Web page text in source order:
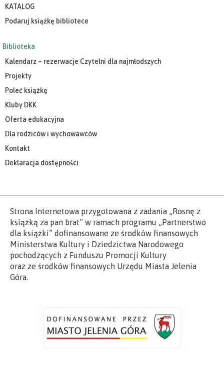
KATALOG
Podaruj książkę bibliotece
Biblioteka
Kalendarz – rezerwacje Czytelni dla najmłodszych
Projekty
Poleć książkę
Kluby DKK
Oferta edukacyjna
Dla rodziców i wychowawców
Kontakt
Deklaracja dostępności
Strona Internetowa przygotowana z zadania „Rosnę z
książką za pan brat” w ramach programu „Partnerstwo
dla książki” dofinansowane ze środków finansowych
Ministerstwa Kultury i Dziedzictwa Narodowego
pochodzących z Funduszu Promocji Kultury
oraz ze środków finansowych Urzędu Miasta Jelenia
Góra.